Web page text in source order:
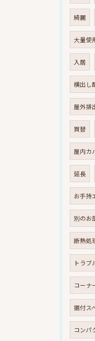
綺麗
大量使
入居
横出し
屋外排
買替
屋内カ
延長
お手持
別のお
断熱処
トラブ
コーナ
据付ス
コンパ